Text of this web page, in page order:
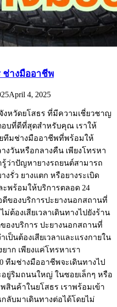
ช่างมืออาชีพ
April 4, 2025
งหวัดยโสธร ที่มีความเชี่ยวชาญ
อบที่ดีที่สุดสำหรับคุณ เราให้
ทีมช่างมืออาชีพที่พร้อมให้
งวันหรือกลางคืน เพียงโทรหา
ารู้ว่าปัญหายางรถยนต์สามารถ
งรั่ว ยางแตก หรือยางระเบิด
พร้อมให้บริการตลอด 24
ของบริการปะยางนอกสถานที่
ต้องเสียเวลาเดินทางไปยังร้าน
งบริการ ปะยางนอกสถานที่
ป็นต้องเสียเวลาและแรงกายใน
าก เพียงแค่โทรหาเรา
ทีมช่างมืออาชีพจะเดินทางไป
ยู่ริมถนนใหญ่ ในซอยเล็กๆ หรือ
นค้าในยโสธร เราพร้อมเข้า
ลับมาเดินทางต่อได้โดยไม่